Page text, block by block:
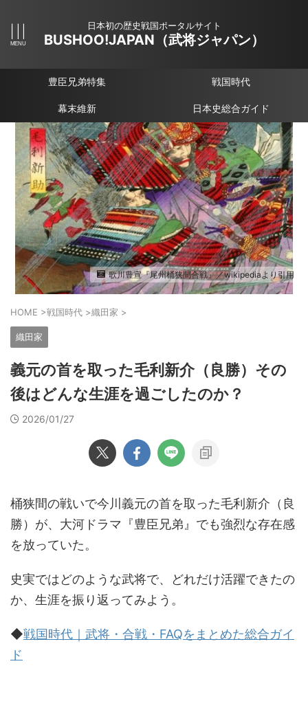
日本初の歴史戦国ポータルサイト
BUSHOO!JAPAN（武将ジャパン）
豊臣兄弟特集 戦国時代
幕末維新 日本史総合ガイド
歌川豊宣『尾州桶狭間合戦』／wikipediaより引用
HOME >戦国時代 >織田家 >
織田家
義元の首を取った毛利新介（良勝）その
後はどんな生涯を過ごしたのか？
2026/01/27
桶狭間の戦いで今川義元の首を取った毛利新介（良
勝）が、大河ドラマ『豊臣兄弟』でも強烈な存在感
を放っていた。
史実ではどのような武将で、どれだけ活躍できたの
か、生涯を振り返ってみよう。
◆戦国時代｜武将・合戦・FAQをまとめた総合ガイ
ド